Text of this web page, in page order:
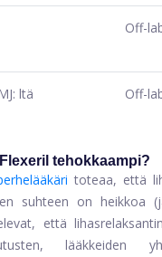
Off-
ltä Off-
tehokkaampi?
toteaa, että
suhteen on heikkoa
että
lääkkeiden